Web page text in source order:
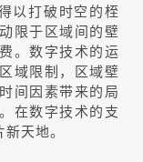
以打破时空的桎
限于区域间的壁
。数字技术的运
域限制，区域壁
间因素带来的局
在数字技术的支
天地。